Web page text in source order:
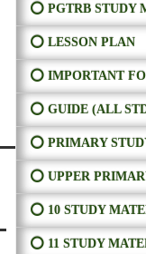
⭕ PGTRB STUDY
⭕ LESSON PLAN
⭕ IMPORTANT
⭕ GUIDE (ALL
⭕ PRIMARY
⭕ UPPER
⭕ 10 STUDY
⭕ 11 STUDY